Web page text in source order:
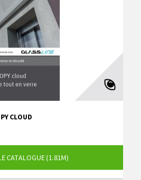
CLOUD
CATALOGUE (1.81M)